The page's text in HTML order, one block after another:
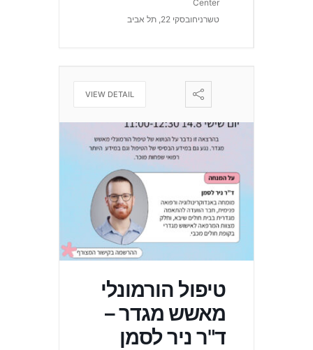
Center
טשרניחובסקי 22, תל אביב
טיפול הורמונלי
מאשש מגדר –
ד"ר ניר לסמן
VIEW DETAIL